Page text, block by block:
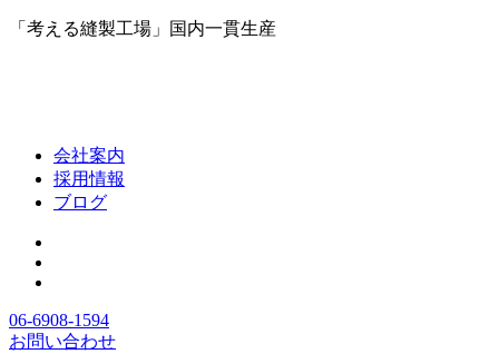
「考える縫製工場」国内一貫生産
会社案内
採用情報
ブログ
06-6908-1594
お問い合わせ